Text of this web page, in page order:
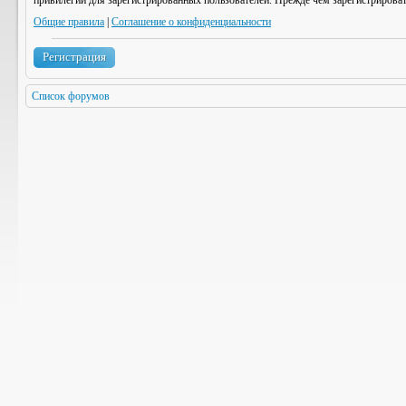
Общие правила Соглашение о конфиденциальности
Регистрация
Список форумов